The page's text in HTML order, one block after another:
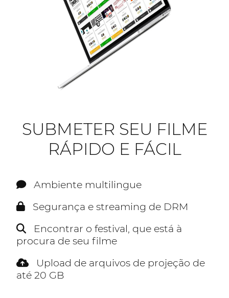
SUBMETER SEU FILME
RÁPIDO E FÁCIL
Ambiente multilingue
Segurança e streaming de DRM
Encontrar o festival, que está à
procura de seu filme
Upload de arquivos de projeção de
até 20 GB